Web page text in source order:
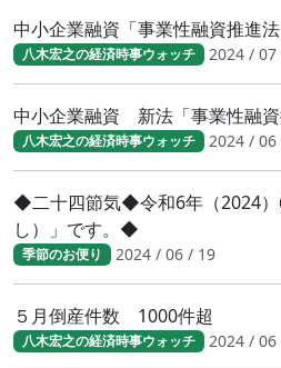
中小企業融資「事業性融資推進
八木宏之の経済時事ウォッチ 2024 / 07
中小企業融資 新法「事業性融
八木宏之の経済時事ウォッチ 2024 / 06
◆二十四節気◆令和6年（2024）
し）」です。◆
季節のお便り 2024 / 06 / 19
５月倒産件数 1000件超
八木宏之の経済時事ウォッチ 2024 / 06